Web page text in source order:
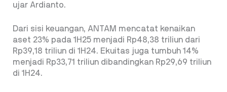
ujar Ardianto.
Dari sisi keuangan, ANTAM mencatat kenaikan
aset 23% pada 1H25 menjadi Rp48,38 triliun dari
Rp39,18 triliun di 1H24. Ekuitas juga tumbuh 14%
menjadi Rp33,71 triliun dibandingkan Rp29,69 triliun
di 1H24.